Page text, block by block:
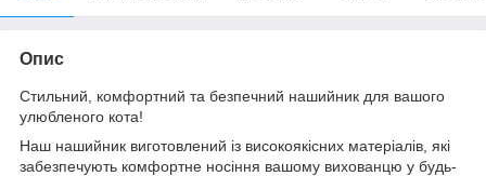
Опис
Стильний, комфортний та безпечний нашийник для вашого
улюбленого кота!
Наш нашийник виготовлений із високоякісних матеріалів, які
забезпечують комфортне носіння вашому вихованцю у будь-